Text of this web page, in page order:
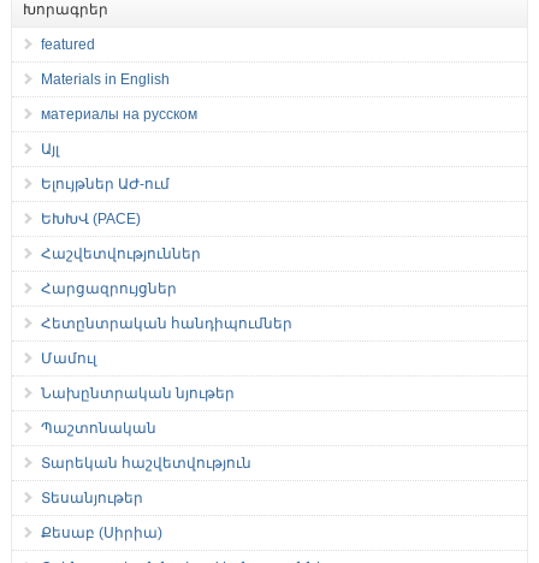
Խորագրեր
featured
Materials in English
материалы на русском
Այլ
Ելույթներ ԱԺ-ում
ԵԽԽՎ (PACE)
Հաշվետվություններ
Հարցազրույցներ
Հետընտրական հանդիպումներ
Մամուլ
Նախընտրական նյութեր
Պաշտոնական
Տարեկան հաշվետվություն
Տեսանյութեր
Քեսաբ (Սիրիա)